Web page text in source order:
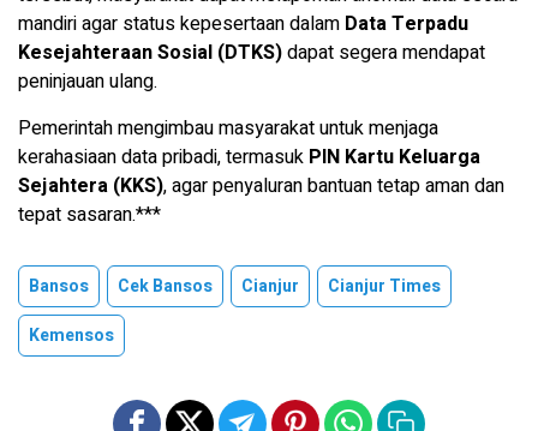
mandiri agar status kepesertaan dalam Data Terpadu
Kesejahteraan Sosial (DTKS)dapat segera mendapat
peninjauan ulang.
Pemerintah mengimbau masyarakat untuk menjaga
kerahasiaan data pribadi, termasuk PIN Kartu Keluarga
Sejahtera (KKS), agar penyaluran bantuan tetap aman dan
tepat sasaran.***
Bansos Cek Bansos Cianjur
Cianjur Times
Kemensos